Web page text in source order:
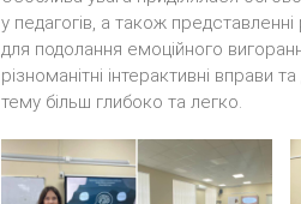
у педагогів, а також
для подолання емоційного
різноманітні інтерактивні вправи
тему більш глибоко та легко.